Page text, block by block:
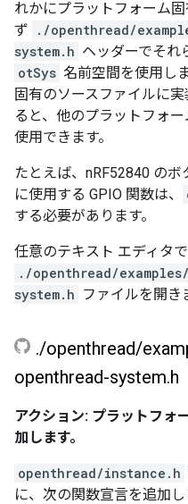
れかにプラットフォーム
ず
./openthread/
system.h ヘッダーでそれ
otSys 名前空間を使用し
固有のソースファイルに
ると、他のプラットフォ
使用できます。
たとえば、nRF52840 の
に使用する GPIO 関数は、
する必要があります。
任意のテキスト エディタで
./openthread/
system.h ファイルを開き
./openthread/
openthread-system.h
アクション: プラットフォ
加します。
openthread/instance.h
に、次の関数宣言を追加し